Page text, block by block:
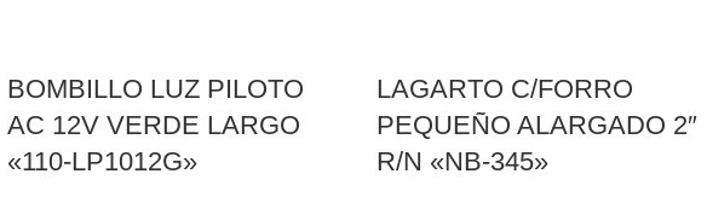
BOMBILLO LUZ PILOTO
AC 12V VERDE LARGO
«110-LP1012G»
LAGARTO C/FORRO
PEQUEÑO ALARGADO 2″
R/N «NB-345»